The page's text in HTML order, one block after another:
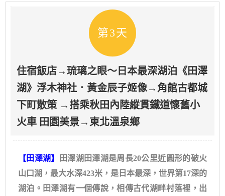
第3天
住宿飯店→琉璃之眼～日本最深湖泊《田澤
湖》浮木神社．黃金辰子姬像→角館古都城
下町散策 →搭乘秋田內陸縱貫鐵道懷舊小
火車 田園美景→東北溫泉鄉
【田澤湖】
田澤湖田澤湖是周長20公里近圓形的破火
山口湖，最大水深423米，是日本最深，世界第17深的
湖泊。田澤湖有一個傳說，相傳古代湖畔村落裡，出